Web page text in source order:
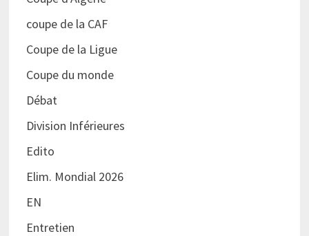
coupe de la CAF
Coupe de la Ligue
Coupe du monde
Débat
Division Inférieures
Edito
Elim. Mondial 2026
EN
Entretien